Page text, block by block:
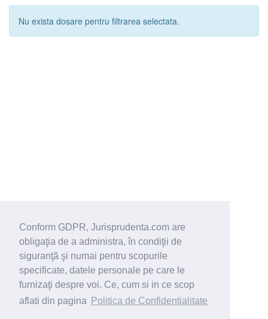
Conform GDPR, Jurisprudenta.com are
obligaţia de a administra, în condiţii de
siguranţă şi numai pentru scopurile
specificate, datele personale pe care le
furnizaţi despre voi. Ce, cum si in ce scop
aflati din pagina
Politica de Confidentialitate
Nu exista dosare pentru filtrarea selectata.